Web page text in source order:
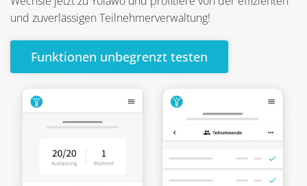
und zuverlässigen Teilnehmerverwaltung!
Funktionen unbegrenzt testen